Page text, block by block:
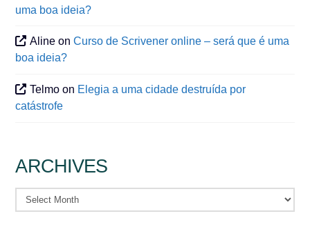
uma boa ideia?
Aline onCurso de Scrivener online – será que é uma
boa ideia?
Telmo on Elegia a uma cidade destruída por
catástrofe
ARCHIVES
Archives